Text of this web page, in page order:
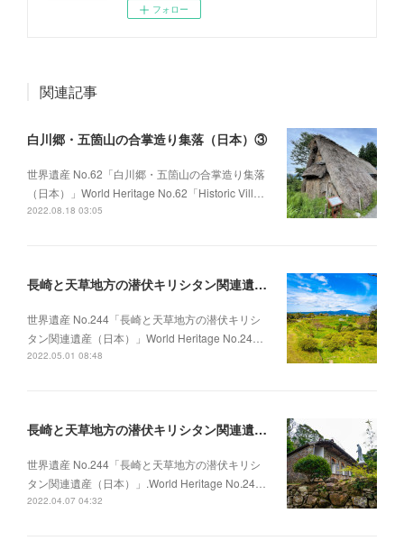
フォロー
関連記事
白川郷・五箇山の合掌造り集落（日本）③
世界遺産 No.62「白川郷・五箇山の合掌造り集落
（日本）」World Heritage No.62「Historic Vill…
2022.08.18 03:05
長崎と天草地方の潜伏キリシタン関連遺産（日本）③
世界遺産 No.244「長崎と天草地方の潜伏キリシ
タン関連遺産（日本）」World Heritage No.24…
2022.05.01 08:48
長崎と天草地方の潜伏キリシタン関連遺産（日本）①
世界遺産 No.244「長崎と天草地方の潜伏キリシ
タン関連遺産（日本）」.World Heritage No.24…
2022.04.07 04:32